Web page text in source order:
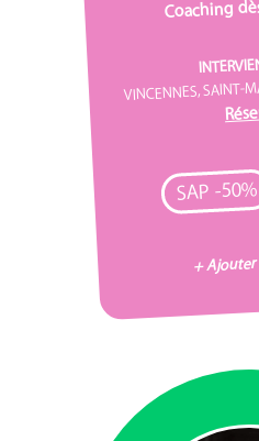
VINCENNES, SAINT-
SAP -50%
+